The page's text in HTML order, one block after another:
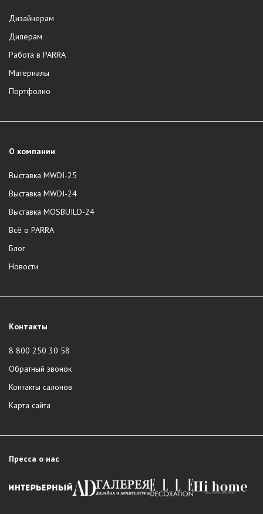
Дизайнерам
Дилерам
Работа в PARRA
Материалы
Портфолио
О компании
Выставка MWDI-25
Выставка MWDI-24
Выставка MOSBUILD-24
Всё о PARRA
Блог
Новости
Контакты
8 800 250 30 58
Обратный звонок
Контакты салонов
Карта сайта
Пресса о нас